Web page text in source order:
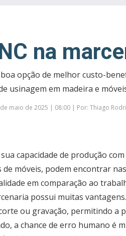
na
opção de melhor custo-
usinagem em madeira e
maio de 2025 | 08:00 | Por: Thiago
capacidade de produção com
móveis, podem encontrar
em comparação ao
possui muitas
ou gravação, permitindo a
a chance de erro humano é